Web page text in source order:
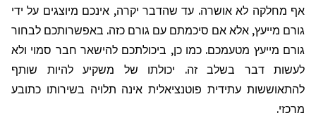
אף מחלקה לא אושרה. עד שהדבר יקרה, אינכם מיוצגים על ידי
גורם מייעץ, אלא אם סיכמתם עם גורם כזה. באפשרותכם לבחור
גורם מייעץ מטעמכם. כמו כן, ביכולתכם להישאר חבר סמוי ולא
לעשות דבר בשלב זה. יכולתו של משקיע להיות שותף
להתאוששות עתידית פוטנציאלית אינה תלויה בשירותו כתובע
מרכזי.